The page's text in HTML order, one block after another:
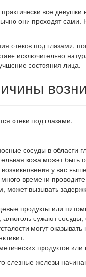
все
они проходят
отеков под глазами,
исключительно
состояния лица.
отеки под глазами.
сосуды в области
кожа может
у вас
времени
вызывать
продукты или
сужают сосуды,
могут оказывать
продуктов
железы